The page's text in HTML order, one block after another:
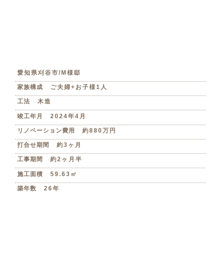
愛知県刈谷市/M様邸
家族構成 ご夫婦+お子様1人
工法 木造
竣工年月 2024年4月
リノベーション費用 約880万円
打合せ期間 約3ヶ月
工事期間 約2ヶ月半
施工面積 59.63㎡
築年数 26年